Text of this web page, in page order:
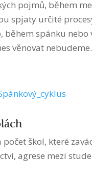
pojmů, během
spjaty určité
spánku
věnovat
škol, které
agrese mezi